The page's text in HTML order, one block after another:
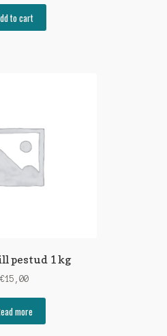
to cart
pestud 1 kg
€15,00
more